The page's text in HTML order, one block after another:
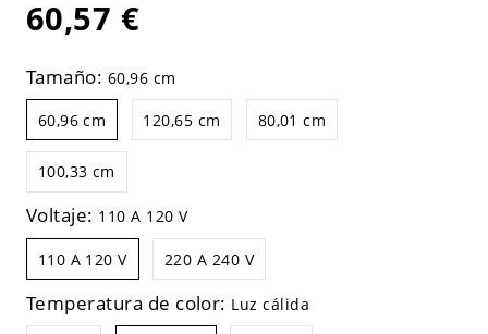
60,57 €
Tamaño: 60,96 cm
60,96 cm 120,65 cm 80,01 cm
100,33 cm
Voltaje: 110 A 120 V
110 A 120 V 220 A 240 V
Temperatura de color: Luz cálida